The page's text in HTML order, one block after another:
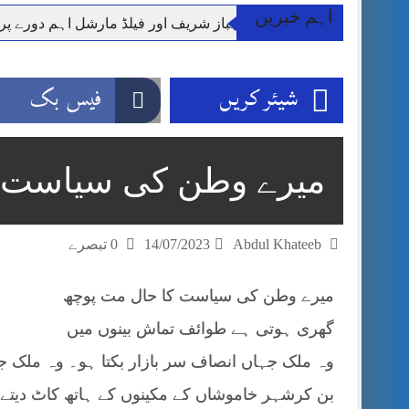
اہم خبریں
وزیر اعظم شہباز شریف اور فیلڈ مارشل اہم دورے
قائداعظم نامی شہری کا شناختی کارڈ بلاک،عدالت
ڈپٹی کمشنر راولپنڈی کیپٹن(ر) ندیم ناصر کا دورہء
شہید گر وپ کیپٹنعاصم طارق مکمل فوجی اعزاز کے
شیئر کریں فیس بک
میرے وطن کی سیاست
Abdul Khateeb
14/07/2023
میرے وطن کی سیاست کا حال مت پوچھ
گھری ہوتی ہے طوائف تماش بینوں میں
وہ ملک جہاں انصاف سر بازار بکتا ہو۔ وہ
بن کرشہر خاموشاں کے مکینوں کے ہاتھ کاٹ